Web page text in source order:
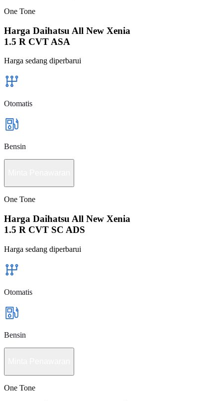
One Tone
Harga Daihatsu All New Xenia
1.5 R CVT ASA
Harga sedang diperbarui
Otomatis
Bensin
One Tone
Harga Daihatsu All New Xenia
1.5 R CVT SC ADS
Harga sedang diperbarui
Otomatis
Bensin
One Tone